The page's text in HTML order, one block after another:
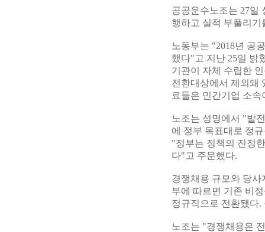
공공운수노조는 27일
행하고 실적 부풀리
노동부는 "2018년 공
했다"고 지난 25일 밝
기관이 자체 수립한
전환대상에서 제외돼
료들은 민간기업 소
노조는 성명에서 "발
에 정부 목표대로 정
"정부는 정책의 진정
다"고 주문했다.
경쟁채용 규모와 당
부에 따르면 기존 비
정규직으로 전환됐다.
노조는 "경쟁채용은